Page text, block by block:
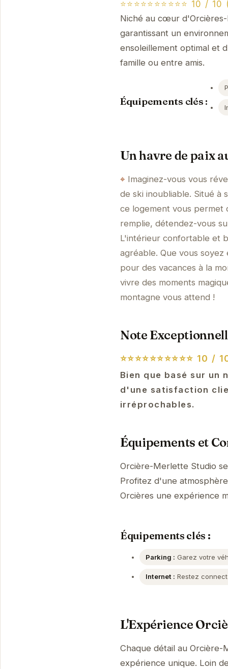
⭐⭐⭐⭐⭐⭐⭐⭐⭐⭐ 10 /
Niché au cœur
garantissant un
ensoleillement optimal et
famille ou entre amis.
Équipements clés :
Un havre de paix
Imaginez-vous vous
de ski inoubliable. Situé à
ce logement vous permet
remplie, détendez-vous
L'intérieur confortable et
agréable. Que vous
pour des vacances à la
vivre des moments
montagne vous attend !
Note
⭐⭐⭐⭐⭐⭐⭐⭐⭐⭐ 10 /
Bien que basé sur
d'une satisfaction
irréprochables.
Équipements et
Orcière-Merlette Studio
Profitez d'une
Orcières une expérience
Équipements clés :
Parking : Garez votre
Internet : Restez
L'Expérience
Chaque détail au
expérience unique. Loin